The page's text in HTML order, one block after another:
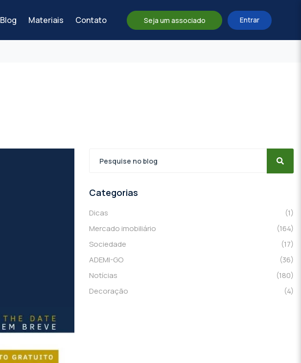
Blog Materiais Contato Seja um associado Entrar
Categorias
Dicas
(1)
Mercado imobiliário
(164)
Sociedade
(17)
ADEMI-GO
(36)
Notícias
(180)
Decoração
(4)